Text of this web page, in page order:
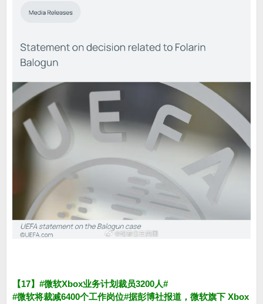
【17】#微软Xbox业务计划裁员3200人#
#微软将裁减6400个工作岗位#据彭博社报道，微软旗下 Xbox